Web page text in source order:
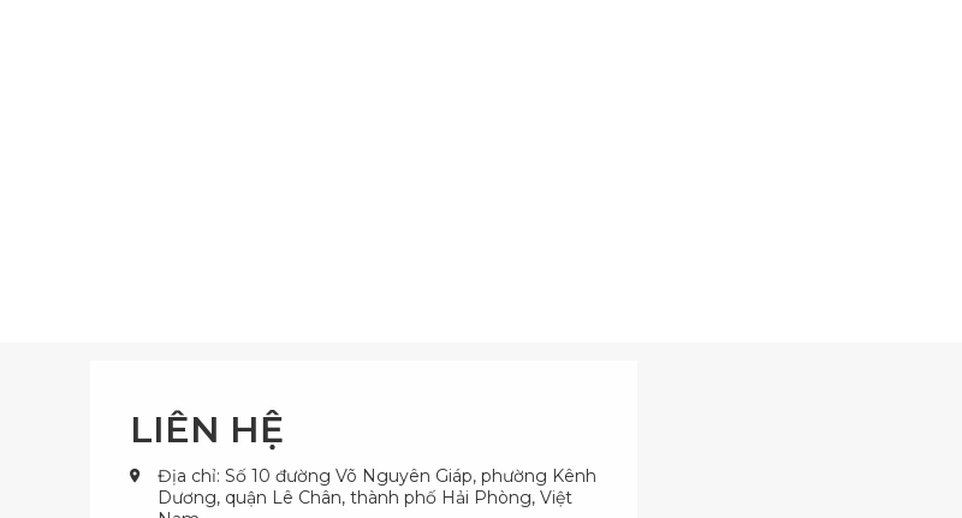
LIÊN HỆ
Địa chỉ: Số 10 đường Võ Nguyên Giáp, phường Kênh
Dương, quận Lê Chân, thành phố Hải Phòng, Việt